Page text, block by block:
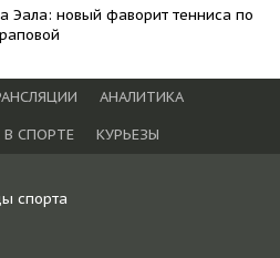
Эала: новый фаворит тенниса по
АНАЛИТИКА
В СПОРТЕ КУРЬЕЗЫ
спорта